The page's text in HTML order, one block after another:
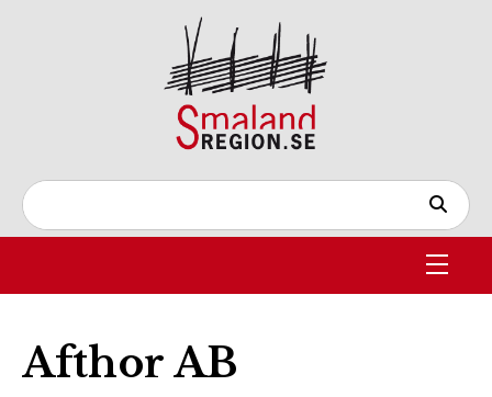
Afthor AB